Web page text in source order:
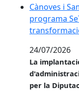
Cànoves i
Cànoves i
programa
24/07/2026
La
per la